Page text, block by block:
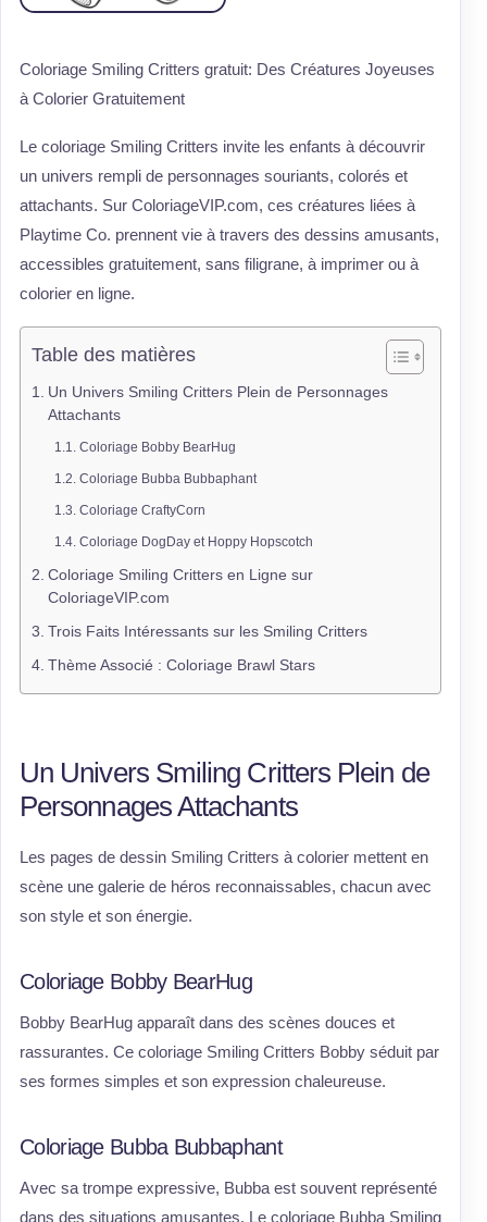
Coloriage Smiling Critters gratuit: Des Créatures Joyeuses
à Colorier Gratuitement
Le coloriage Smiling Critters invite les enfants à découvrir
un univers rempli de personnages souriants, colorés et
attachants. Sur ColoriageVIP.com, ces créatures liées à
Playtime Co. prennent vie à travers des dessins amusants,
accessibles gratuitement, sans filigrane, à imprimer ou à
colorier en ligne.
Table des matières
Un Univers Smiling Critters Plein de Personnages
Attachants
Coloriage Bobby BearHug
Coloriage Bubba Bubbaphant
Coloriage CraftyCorn
Coloriage DogDay et Hoppy Hopscotch
Coloriage Smiling Critters en Ligne sur
ColoriageVIP.com
Trois Faits Intéressants sur les Smiling Critters
Thème Associé : Coloriage Brawl Stars
Un Univers Smiling Critters Plein de
Personnages Attachants
Les pages de dessin Smiling Critters à colorier mettent en
scène une galerie de héros reconnaissables, chacun avec
son style et son énergie.
Coloriage Bobby BearHug
Bobby BearHug apparaît dans des scènes douces et
rassurantes. Ce coloriage Smiling Critters Bobby séduit par
ses formes simples et son expression chaleureuse.
Coloriage Bubba Bubbaphant
Avec sa trompe expressive, Bubba est souvent représenté
dans des situations amusantes. Le coloriage Bubba Smiling